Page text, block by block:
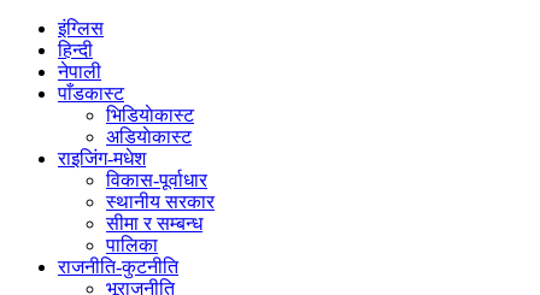
इंग्लिस
हिन्दी
नेपाली
पाँडकास्ट
भिडियाेकास्ट
अडियाेकास्ट
राइजिंग-मधेश
विकास-पूर्वाधार
स्थानीय सरकार
सीमा र सम्बन्ध
पालिका
राजनीति-कुटनीति
भूराजनीति